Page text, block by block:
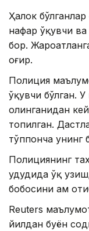
Ҳалок
нафар ўқувчи ва
бор.
оғир.
Полиция
ўқувчи бўлган.
олинганидан
топилган.
тўппонча унинг
Полициянинг
ҳудудида ўқ
бобосини ҳам
Reuters
йилдан буён